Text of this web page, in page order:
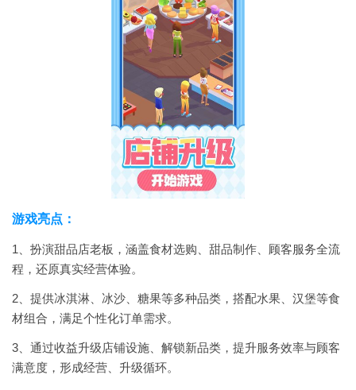
游戏亮点：
1、扮演甜品店老板，涵盖食材选购、甜品制作、顾客服务全流
程，还原真实经营体验。
2、提供冰淇淋、冰沙、糖果等多种品类，搭配水果、汉堡等食
材组合，满足个性化订单需求。
3、通过收益升级店铺设施、解锁新品类，提升服务效率与顾客
满意度，形成经营、升级循环。